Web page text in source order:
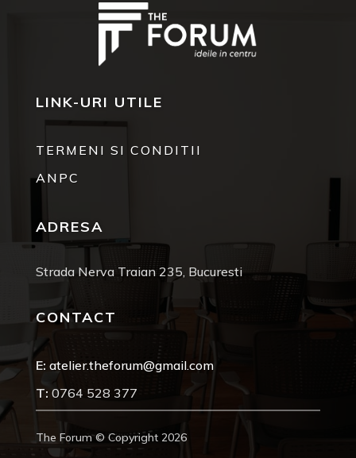
LINK-URI UTILE
TERMENI SI CONDITII
ANPC
ADRESA
Strada Nerva Traian 235, Bucuresti
CONTACT
E: atelier.theforum@gmail.com
T: 0764 528 377
The Forum © Copyright 2026